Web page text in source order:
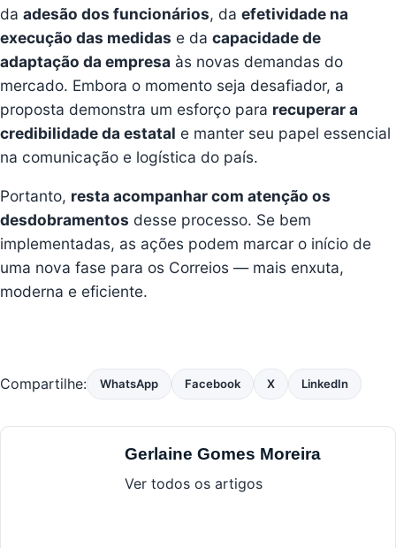
da adesão dos funcionários, da efetividade na
execução das medidas e da capacidade de
adaptação da empresa às novas demandas do
mercado. Embora o momento seja desafiador, a
proposta demonstra um esforço para recuperar a
credibilidade da estatal e manter seu papel essencial
na comunicação e logística do país.
Portanto, resta acompanhar com atenção os
desdobramentos desse processo. Se bem
implementadas, as ações podem marcar o início de
uma nova fase para os Correios — mais enxuta,
moderna e eficiente.
Compartilhe: WhatsApp Facebook X LinkedIn
Gerlaine Gomes Moreira
Ver todos os artigos